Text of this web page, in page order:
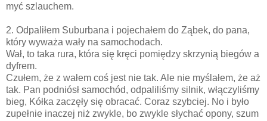
myć szlauchem.
2. Odpaliłem Suburbana i pojechałem do Ząbek, do pana,
który wyważa wały na samochodach.
Wał, to taka rura, która się kręci pomiędzy skrzynią biegów a
dyfrem.
Czułem, że z wałem coś jest nie tak. Ale nie myślałem, że aż
tak. Pan podniósł samochód, odpaliliśmy silnik, włączyliśmy
bieg, Kółka zaczęły się obracać. Coraz szybciej. No i było
zupełnie inaczej niż zwykle, bo zwykle słychać opony, szum